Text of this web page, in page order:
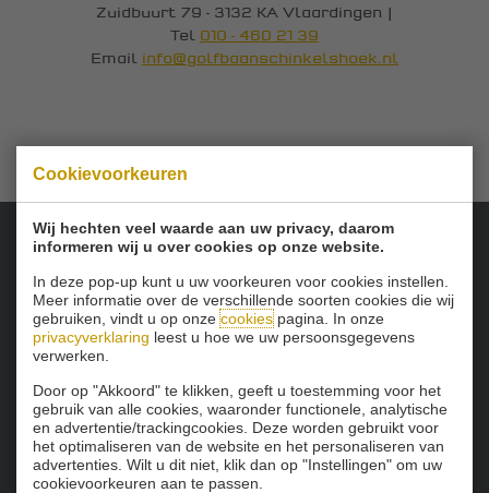
Cookievoorkeuren
Wij hechten veel waarde aan uw privacy, daarom
informeren wij u over cookies op onze website.
In deze pop-up kunt u uw voorkeuren voor cookies instellen.
Meer informatie over de verschillende soorten cookies die wij
gebruiken, vindt u op onzecookiespagina. In onze
privacyverklaring leest u hoe we uw persoonsgegevens
verwerken.
Door op "Akkoord" te klikken, geeft u toestemming voor het
gebruik van alle cookies, waaronder functionele, analytische
en advertentie/trackingcookies. Deze worden gebruikt voor
het optimaliseren van de website en het personaliseren van
advertenties. Wilt u dit niet, klik dan op "Instellingen" om uw
cookievoorkeuren aan te passen.
Zuidbuurt 79 - 3132 KA Vlaardingen |
Tel 010 - 460 21 39
Email info@golfbaanschinkelshoek.nl